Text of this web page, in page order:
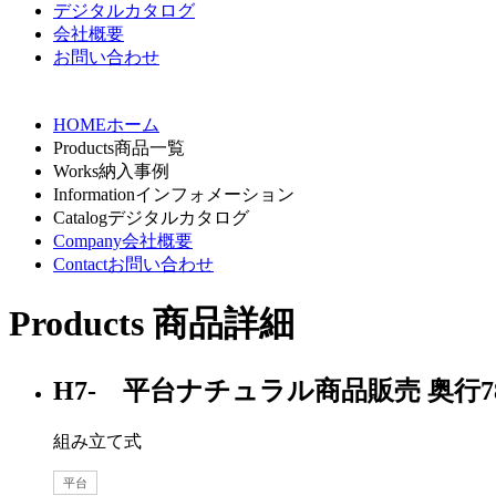
デジタルカタログ
会社概要
お問い合わせ
HOMEホーム
Products商品一覧
Works納入事例
Informationインフォメーション
Catalogデジタルカタログ
Company会社概要
Contactお問い合わせ
Products 商品詳細
H7- 平台ナチュラル商品販売 奥行
組み立て式
平台